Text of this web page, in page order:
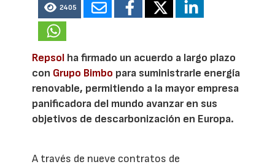
2405
Repsol ha firmado un acuerdo a largo plazo
con Grupo Bimbo para suministrarle energía
renovable, permitiendo a la mayor empresa
panificadora del mundo avanzar en sus
objetivos de descarbonización en Europa.
A través de nueve contratos de